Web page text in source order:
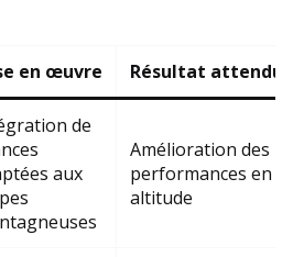
en œuvre Résultat attendu
de
aux
Amélioration des
performances en
altitude